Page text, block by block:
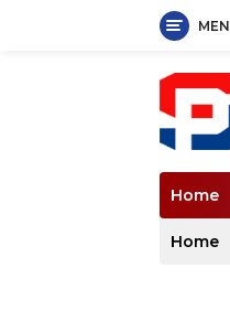
Home
Home